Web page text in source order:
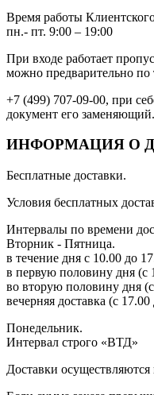
Время работы
пн.- пт. 9:00 – 19:00
При входе работает
можно предварительно по
+7 (499) 707-09-00, при
документ его заменяющий.
ИНФОРМАЦИЯ О
Бесплатные доставки.
Условия бесплатных
Интервалы по времени
Вторник - Пятница.
в течение дня с 10.00 до
в первую половину дня (с
во вторую половину дня
вечерняя доставка (с
Понедельник.
Интервал строго «ВТД»
Доставки